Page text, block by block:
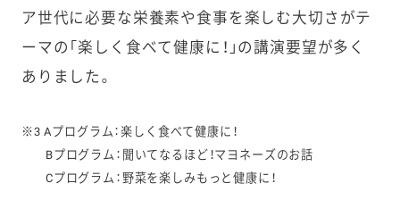
ア世代に必要な栄養素や食事を楽しむ大切さがテ
ーマの「楽しく食べて健康に！」の講演要望が多く
ありました。
※3 Aプログラム：楽しく食べて健康に！
Bプログラム：聞いてなるほど！マヨネーズのお話
Cプログラム：野菜を楽しみもっと健康に！